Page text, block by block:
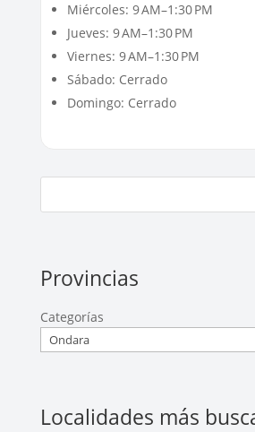
Miércoles: 9 AM–1:30 PM
Jueves: 9 AM–1:30 PM
Viernes: 9 AM–1:30 PM
Sábado: Cerrado
Domingo: Cerrado
Provincias
Categorías
Localidades más